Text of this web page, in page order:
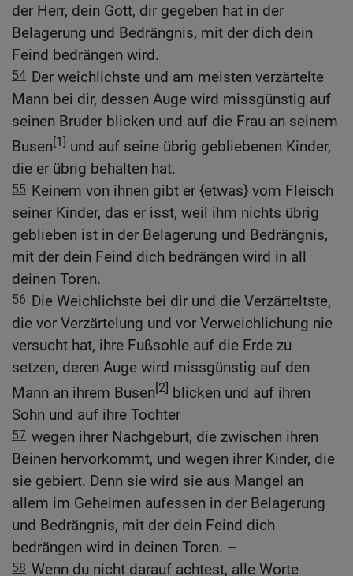
der Herr, dein Gott, dir gegeben hat in der
Belagerung und Bedrängnis, mit der dich dein
Feind bedrängen wird.
54 Der weichlichste und am meisten verzärtelte
Mann bei dir, dessen Auge wird missgünstig auf
seinen Bruder blicken und auf die Frau an seinem
Busen[1] und auf seine übrig gebliebenen Kinder,
die er übrig behalten hat.
55 Keinem von ihnen gibt er {etwas} vom Fleisch
seiner Kinder, das er isst, weil ihm nichts übrig
geblieben ist in der Belagerung und Bedrängnis,
mit der dein Feind dich bedrängen wird in all
deinen Toren.
56 Die Weichlichste bei dir und die Verzärteltste,
die vor Verzärtelung und vor Verweichlichung nie
versucht hat, ihre Fußsohle auf die Erde zu
setzen, deren Auge wird missgünstig auf den
Mann an ihrem Busen[2] blicken und auf ihren
Sohn und auf ihre Tochter
57 wegen ihrer Nachgeburt, die zwischen ihren
Beinen hervorkommt, und wegen ihrer Kinder, die
sie gebiert. Denn sie wird sie aus Mangel an
allem im Geheimen aufessen in der Belagerung
und Bedrängnis, mit der dein Feind dich
bedrängen wird in deinen Toren. –
58 Wenn du nicht darauf achtest, alle Worte